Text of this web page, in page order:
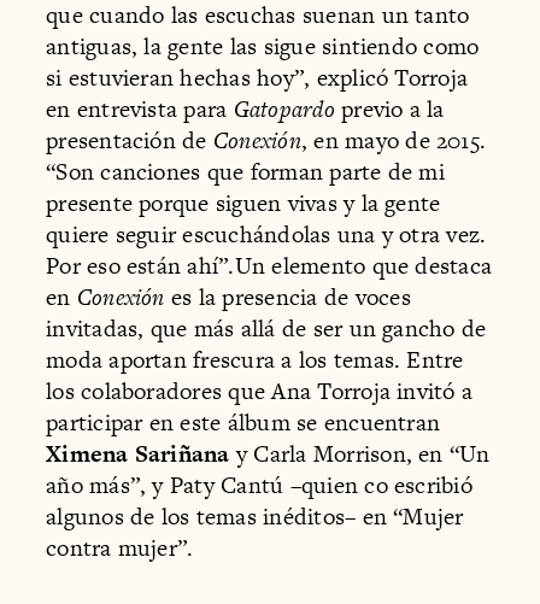
que cuando las escuchas suenan un tanto
antiguas, la gente las sigue sintiendo como
si estuvieran hechas hoy”, explicó Torroja
en entrevista para Gatopardo previo a la
presentación de Conexión, en mayo de 2015.
“Son canciones que forman parte de mi
presente porque siguen vivas y la gente
quiere seguir escuchándolas una y otra vez.
Por eso están ahí”.Un elemento que destaca
en Conexión es la presencia de voces
invitadas, que más allá de ser un gancho de
moda aportan frescura a los temas. Entre
los colaboradores que Ana Torroja invitó a
participar en este álbum se encuentran
Ximena Sariñanay Carla Morrison, en “Un
año más”, y Paty Cantú –quien co escribió
algunos de los temas inéditos– en “Mujer
contra mujer”.